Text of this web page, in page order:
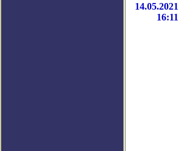
14.05.2021
16:11